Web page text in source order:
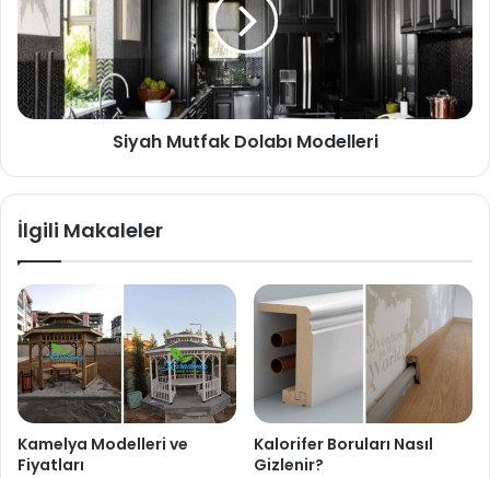
Siyah Mutfak Dolabı Modelleri
İlgili Makaleler
Kamelya Modelleri ve
Fiyatları
Kalorifer Boruları Nasıl
Gizlenir?